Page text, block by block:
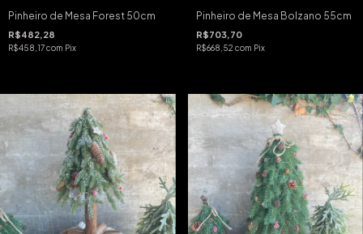
Pinheiro de Mesa Forest 50cm
R$482,28
R$458,17com Pix
Pinheiro de Mesa Bolzano 55cm
R$703,70
R$668,52 com Pix